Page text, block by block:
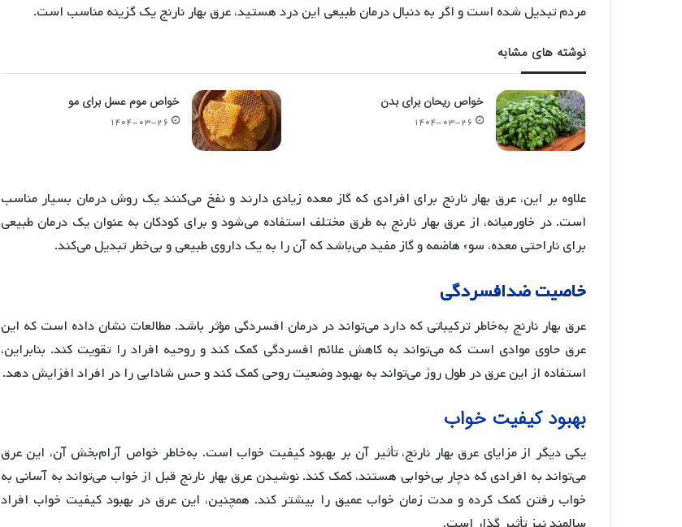
مردم تبدیل شده است و اگر به دنبال درمان طبیعی این درد هستید، عرق بهار نارنج یک گزینه مناسب است.
نوشته های مشابه
خواص ریحان برای بدن
۱۴۰۴-۰۳-۲۶
خواص موم عسل برای مو
۱۴۰۴-۰۳-۲۶
علاوه بر این، عرق بهار نارنج برای افرادی که گاز معده زیادی دارند و نفخ می‌کنند یک روش درمان بسیار مناسب
است. در خاورمیانه، از عرق بهار نارنج به طرق مختلف استفاده می‌شود و برای کودکان به عنوان یک درمان طبیعی
برای ناراحتی معده، سوء هاضمه و گاز مفید می‌باشد که آن را به یک داروی طبیعی و بی‌خطر تبدیل می‌کند.
خاصیت ضدافسردگی
عرق بهار نارنج به‌خاطر ترکیباتی که دارد می‌تواند در درمان افسردگی مؤثر باشد. مطالعات نشان داده است که این
عرق حاوی موادی است که می‌تواند به کاهش علائم افسردگی کمک کند و روحیه افراد را تقویت کند. بنابراین،
استفاده از این عرق در طول روز می‌تواند به بهبود وضعیت روحی کمک کند و حس شادابی را در افراد افزایش دهد.
بهبود کیفیت خواب
یکی دیگر از مزایای عرق بهار نارنج، تأثیر آن بر بهبود کیفیت خواب است. به‌خاطر خواص آرام‌بخش آن، این عرق
می‌تواند به افرادی که دچار بی‌خوابی هستند، کمک کند. نوشیدن عرق بهار نارنج قبل از خواب می‌تواند به آسانی به
خواب رفتن کمک کرده و مدت زمان خواب عمیق را بیشتر کند. همچنین، این عرق در بهبود کیفیت خواب افراد